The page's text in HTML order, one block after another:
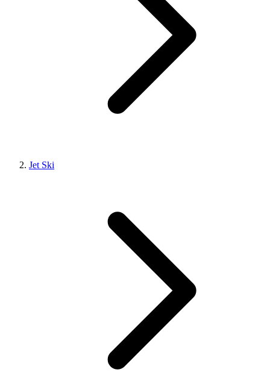
Jet Ski